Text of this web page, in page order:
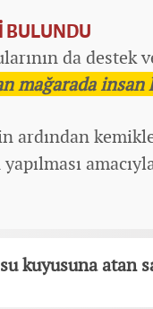
BULUNDU
da destek
mağarada insan
ardından
kuyusuna atan